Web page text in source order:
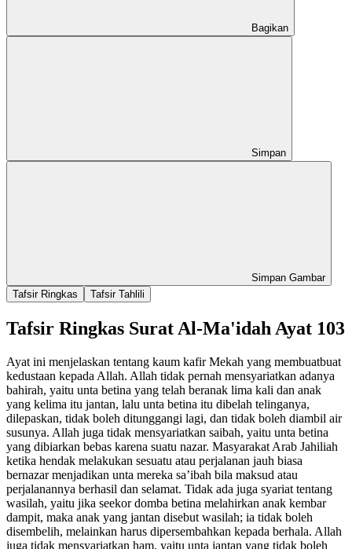
Bagikan
Simpan
Simpan Gambar
Tafsir Ringkas
Tafsir Tahlili
Tafsir Ringkas Surat Al-Ma'idah Ayat 103
Ayat ini menjelaskan tentang kaum kafir Mekah yang membuatbuat
kedustaan kepada Allah. Allah tidak pernah mensyariatkan adanya
bahirah, yaitu unta betina yang telah beranak lima kali dan anak
yang kelima itu jantan, lalu unta betina itu dibelah telinganya,
dilepaskan, tidak boleh ditunggangi lagi, dan tidak boleh diambil air
susunya. Allah juga tidak mensyariatkan saibah, yaitu unta betina
yang dibiarkan bebas karena suatu nazar. Masyarakat Arab Jahiliah
ketika hendak melakukan sesuatu atau perjalanan jauh biasa
bernazar menjadikan unta mereka sa’ibah bila maksud atau
perjalanannya berhasil dan selamat. Tidak ada juga syariat tentang
wasilah, yaitu jika seekor domba betina melahirkan anak kembar
dampit, maka anak yang jantan disebut wasilah; ia tidak boleh
disembelih, melainkan harus dipersembahkan kepada berhala. Allah
juga tidak mensyariatkan ham, yaitu unta jantan yang tidak boleh